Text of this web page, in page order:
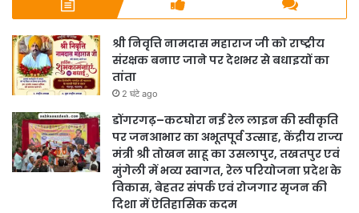
श्री निवृत्ति नामदास महाराज जी को राष्ट्रीय
संरक्षक बनाए जाने पर देशभर से बधाइयों का
तांता
2 घंटे ago
डोंगरगढ़–कटघोरा नई रेल लाइन की स्वीकृति
पर जनआभार का अभूतपूर्व उत्साह, केंद्रीय राज्य
मंत्री श्री तोखन साहू का उसलापुर, तखतपुर एवं
मुंगेली में भव्य स्वागत, रेल परियोजना प्रदेश के
विकास, बेहतर संपर्क एवं रोजगार सृजन की
दिशा में ऐतिहासिक कदम